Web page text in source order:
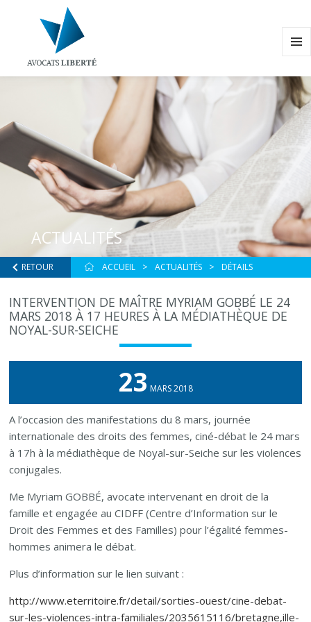
ACTUALITÉS
RETOUR ACCUEIL ACTUALITÉS DÉTAILS
INTERVENTION DE MAÎTRE MYRIAM GOBBÉ LE 24
MARS 2018 À 17 HEURES À LA MÉDIATHÈQUE DE
NOYAL-SUR-SEICHE
23 MARS 2018
A l’occasion des manifestations du 8 mars, journée
internationale des droits des femmes, ciné-débat le 24 mars
à 17h à la médiathèque de Noyal-sur-Seiche sur les violences
conjugales.
Me Myriam GOBBÉ, avocate intervenant en droit de la
famille et engagée au CIDFF (Centre d’Information sur le
Droit des Femmes et des Familles) pour l’égalité femmes-
hommes animera le débat.
Plus d’information sur le lien suivant :
http://www.eterritoire.fr/detail/sorties-ouest/cine-debat-
sur-les-violences-intra-familiales/2035615116/bretagne,ille-